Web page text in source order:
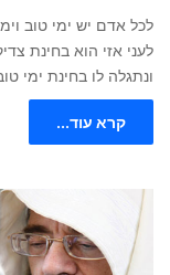
לכל אדם יש ימי טוב
לעני אזי הוא בחינת
ונתגלה לו בחינת ימי
קרא עוד...